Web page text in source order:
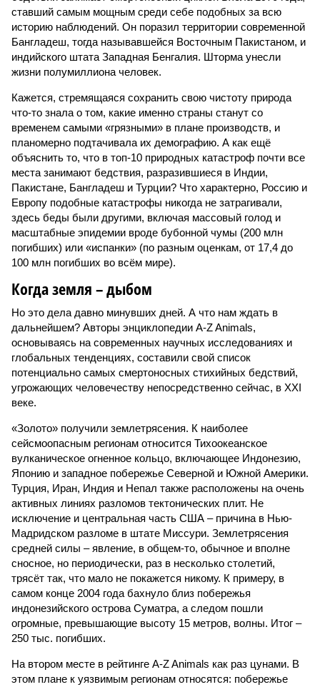
ставший самым мощным среди себе подобных за всю
историю наблюдений. Он поразил территории современной
Бангладеш, тогда называвшейся Восточным Пакистаном, и
индийского штата Западная Бенгалия. Шторма унесли
жизни полумиллиона человек.
Кажется, стремящаяся сохранить свою чистоту природа
что-то знала о том, какие именно страны станут со
временем самыми «грязными» в плане производств, и
планомерно подтачивала их демографию. А как ещё
объяснить то, что в топ-10 природных катастроф почти все
места занимают бедствия, разразившиеся в Индии,
Пакистане, Бангладеш и Турции? Что характерно, Россию и
Европу подобные катастрофы никогда не затрагивали,
здесь беды были другими, включая массовый голод и
масштабные эпидемии вроде бубонной чумы (200 млн
погибших) или «испанки» (по разным оценкам, от 17,4 до
100 млн погибших во всём мире).
Когда земля – дыбом
Но это дела давно минувших дней. А что нам ждать в
дальнейшем? Авторы энциклопедии A-Z Animals,
основываясь на современных научных исследованиях и
глобальных тенденциях, составили свой список
потенциально самых смертоносных стихийных бедствий,
угрожающих человечеству непосредственно сейчас, в XXI
веке.
«Золото» получили землетрясения. К наиболее
сейсмоопасным регионам относится Тихоокеанское
вулканическое огненное кольцо, включающее Индонезию,
Японию и западное побережье Северной и Южной Америки.
Турция, Иран, Индия и Непал также расположены на очень
активных линиях разломов тектонических плит. Не
исключение и центральная часть США – причина в Нью-
Мадридском разломе в штате Миссури. Землетрясения
средней силы – явление, в общем-то, обычное и вполне
сносное, но периодически, раз в несколько столетий,
трясёт так, что мало не покажется никому. К примеру, в
самом конце 2004 года бахнуло близ побережья
индонезийского острова Суматра, а следом пошли
огромные, превышающие высоту 15 метров, волны. Итог –
250 тыс. погибших.
На втором месте в рейтинге A-Z Animals как раз цунами. В
этом плане к уязвимым регионам относятся: побережье